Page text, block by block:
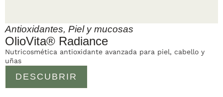
Antioxidantes, Piel y mucosas
OlioVita® Radiance
DESCUBRIR
Nutricosmética antioxidante avanzada para piel, cabello y
uñas